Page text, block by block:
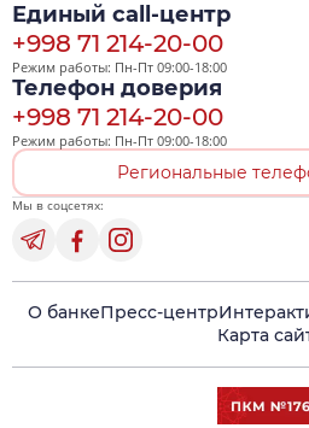
Единый call-центр
+998 71 214-20-00
Режим работы: Пн-Пт 09:00-18:00
Телефон доверия
+998 71 214-20-00
Режим работы: Пн-Пт 09:00-18:00
Региональные
Мы в соцсетях:
О банкеПресс-центр
Карта